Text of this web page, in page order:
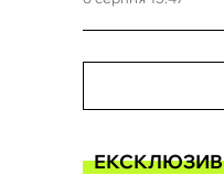
ЕКСКЛЮЗИВ